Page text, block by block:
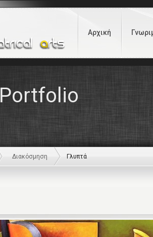
Αρχική
Portfolio
Διακόσμηση Γλυπτά